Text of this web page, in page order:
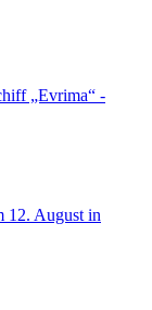
„Evrima“ -
12. August in